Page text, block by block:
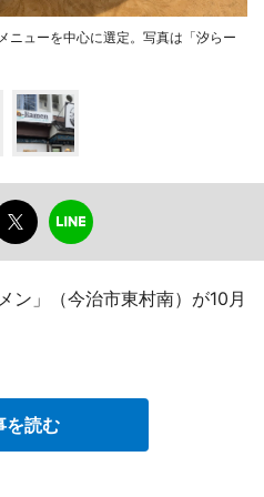
ニューを中心に選定。写真は「汐らー
ン」（今治市東村南）が10月
を読む